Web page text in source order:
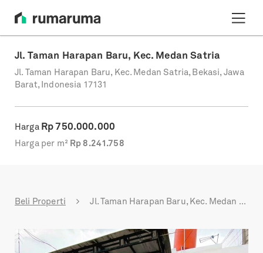
Jl. Taman Harapan Baru, Kec. Medan Satria
Jl. Taman Harapan Baru, Kec. Medan Satria, Bekasi, Jawa
Barat, Indonesia 17131
Harga Rp750.000.000
Harga per m² Rp 8.241.758
Beli Properti Jl. Taman Harapan Baru, Kec. Medan Satria
Previous Next